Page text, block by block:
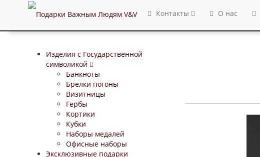
Контакты О нас
Изделия с Государственной
символикой
Банкноты
Брелки погоны
Визитницы
Гербы
Кортики
Кубки
Наборы медалей
Офисные наборы
Эксклюзивные подарки